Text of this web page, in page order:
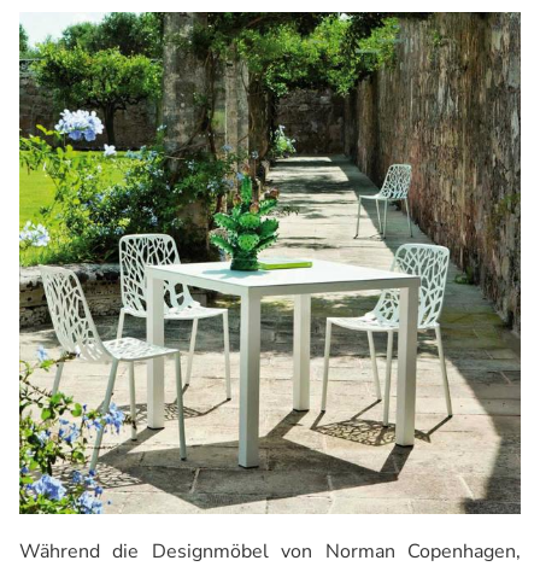
Während die Designmöbel von Norman Copenhagen,